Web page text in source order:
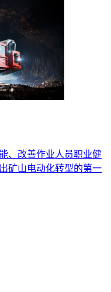
、改善作业人员职业健
矿山电动化转型的第一